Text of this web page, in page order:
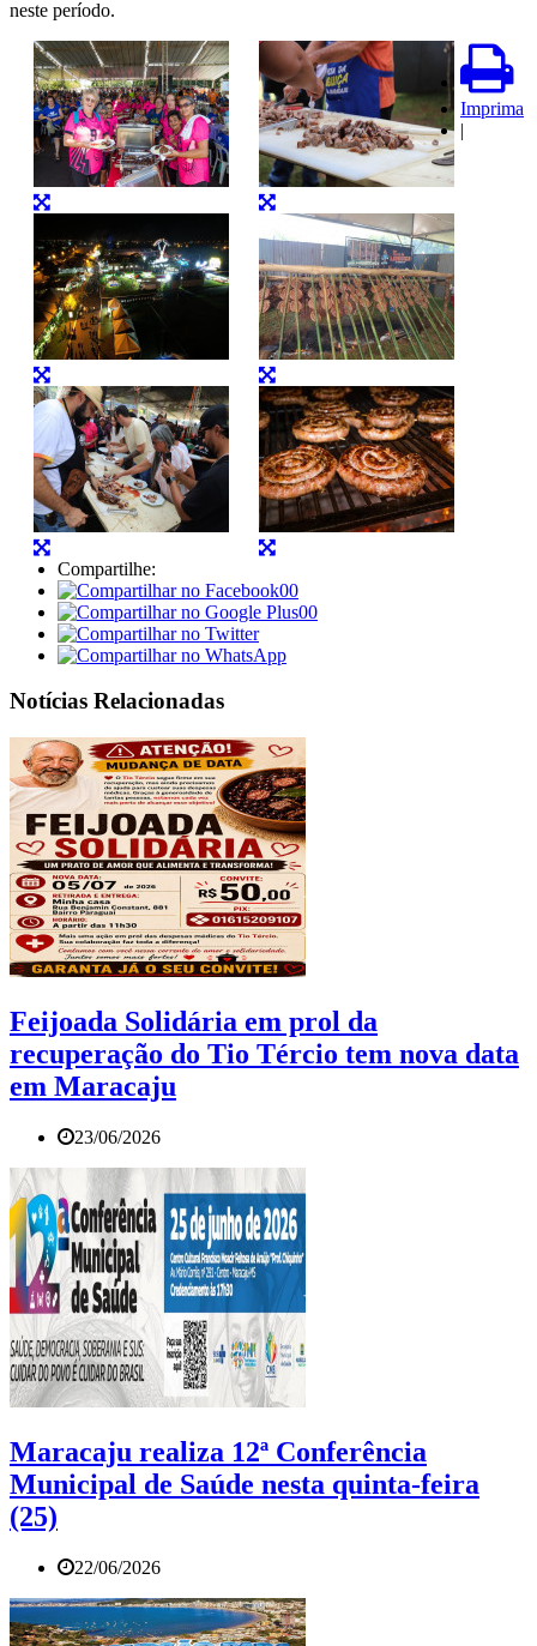
neste período.
Imprima
|
Compartilhe:
00
00
Notícias Relacionadas
Feijoada Solidária em prol da
recuperação do Tio Tércio tem nova data
em Maracaju
23/06/2026
Maracaju realiza 12ª Conferência
Municipal de Saúde nesta quinta-feira
(25)
22/06/2026